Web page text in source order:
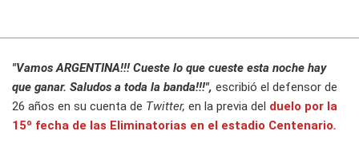
"Vamos ARGENTINA!!! Cueste lo que cueste esta noche hay
que ganar. Saludos a toda la banda!!!", escribió el defensor de
26 años en su cuenta de Twitter, en la previa del duelo por la
15º fecha de las Eliminatorias en el estadio Centenario.